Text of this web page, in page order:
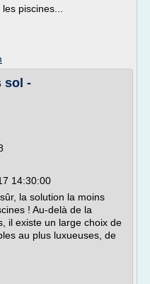
piscines...
sol -
14:30:00
la solution la moins
! Au-delà de la
il existe un large choix de
au plus luxueuses, de